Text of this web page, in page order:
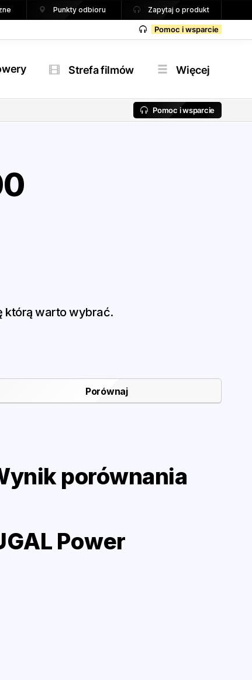
Punkty odbioru Zapytaj o produkt
Pomoc i wsparcie
Strefa filmów Więcej
Pomoc i wsparcie
którą warto wybrać.
porównania
Power